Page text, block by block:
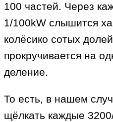
100 частей. Через
1/100kW слышится
колёсико сотых
прокручивается на
деление.
То есть, в нашем
щёлкать каждые